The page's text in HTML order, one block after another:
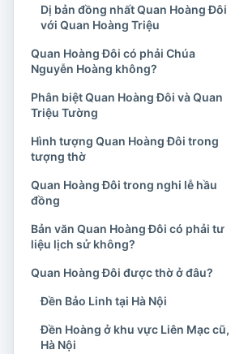
có đền chính nổi
của Ngài được giải
Trong một số cộng
thánh thuộc miền
đánh giặc và bảo
Triệuhoặc Quan
ở Thanh Hóa. Tuy
phải kết luận đã
Vì vậy, khi tìm
trong điện thần Tứ
thể kiểm chứng.
truyền thuyết
Quan Hoàng
Dị bản đồng nhất Quan Hoàng Đôi
với Quan Hoàng Triệu
Quan Hoàng Đôi có phải Chúa
Nguyễn Hoàng không?
Phân biệt Quan Hoàng Đôi và Quan
Triệu Tường
Hình tượng Quan Hoàng Đôi trong
tượng thờ
Quan Hoàng Đôi trong nghi lễ hầu
đồng
Bản văn Quan Hoàng Đôi có phải tư
liệu lịch sử không?
Quan Hoàng Đôi được thờ ở đâu?
Đền Bảo Linh tại Hà Nội
Đền Hoàng ở khu vực Liên Mạc cũ,
Hà Nội